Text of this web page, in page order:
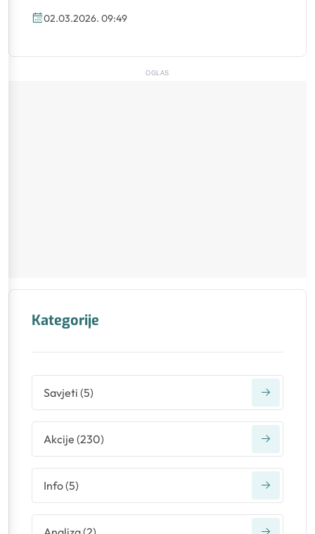
02.03.2026. 09:49
OGLAS
Kategorije
Savjeti (5)
Akcije (230)
Info(5)